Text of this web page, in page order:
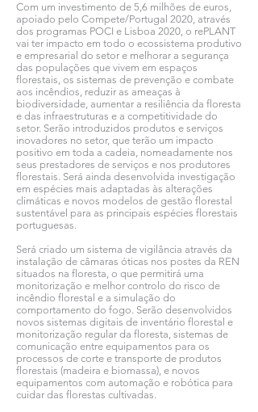
Com um investimento de 5,6 milhões de euros,
apoiado pelo Compete/Portugal 2020, através
dos programas POCI e Lisboa 2020, o rePLANT
vai ter impacto em todo o ecossistema produtivo
e empresarial do setor e melhorar a segurança
das populações que vivem em espaços
florestais, os sistemas de prevenção e combate
aos incêndios, reduzir as ameaças à
biodiversidade, aumentar a resiliência da floresta
e das infraestruturas e a competitividade do
setor. Serão introduzidos produtos e serviços
inovadores no setor, que terão um impacto
positivo em toda a cadeia, nomeadamente nos
seus prestadores de serviços e nos produtores
florestais. Será ainda desenvolvida investigação
em espécies mais adaptadas às alterações
climáticas e novos modelos de gestão florestal
sustentável para as principais espécies florestais
portuguesas.
Será criado um sistema de vigilância através da
instalação de câmaras óticas nos postes da REN
situados na floresta, o que permitirá uma
monitorização e melhor controlo do risco de
incêndio florestal e a simulação do
comportamento do fogo. Serão desenvolvidos
novos sistemas digitais de inventário florestal e
monitorização regular da floresta, sistemas de
comunicação entre equipamentos para os
processos de corte e transporte de produtos
florestais (madeira e biomassa), e novos
equipamentos com automação e robótica para
cuidar das florestas cultivadas.